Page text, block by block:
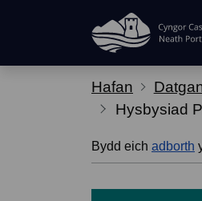
Hafan
Hysbysiad
Bydd eich adborth